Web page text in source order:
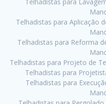
Telhadistas para
Telhadistas para Aplicação
Telhadistas para Reforma
Telhadistas para Projeto de
Telhadistas para
Telhadistas para